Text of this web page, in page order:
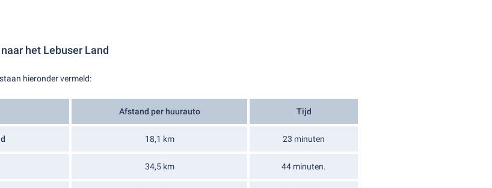
het Lebuser Land
hieronder vermeld:
Afstand per huurauto Tijd
18,1 km 23 minuten
34,5 km 44 minuten.